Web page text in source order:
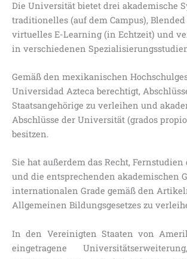
Die Universität bietet drei akademische
traditionelles (auf dem Campus),
virtuelles E-Learning (in Echtzeit) und
in verschiedenen
Gemäß den mexikanischen
Universidad Azteca berechtigt,
Staatsangehörige zu verleihen und
Abschlüsse der Universität (grados
besitzen.
Sie hat außerdem das Recht,
und die entsprechenden akademischen
internationalen Grade gemäß den
Allgemeinen Bildungsgesetzes zu
In den Vereinigten Staaten von
eingetragene